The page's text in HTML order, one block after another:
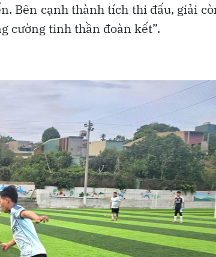
Bên cạnh thành tích thi đấu, giải
cường tinh thần đoàn kết”.